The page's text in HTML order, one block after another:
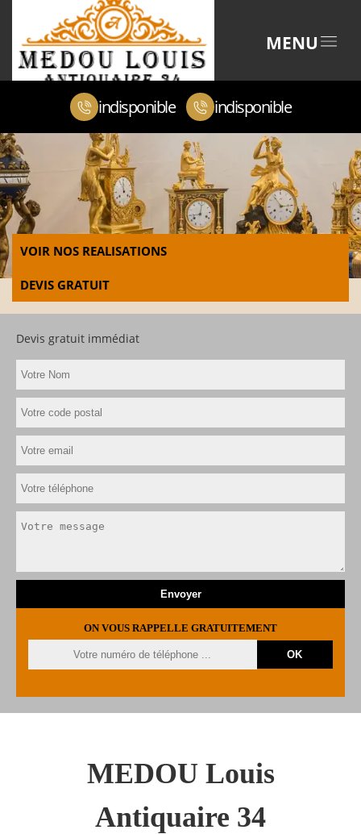
MENU
indisponible indisponible
VOIR NOS REALISATIONS
DEVIS GRATUIT
Devis gratuit immédiat
ON VOUS RAPPELLE GRATUITEMENT
MEDOU Louis
Antiquaire 34